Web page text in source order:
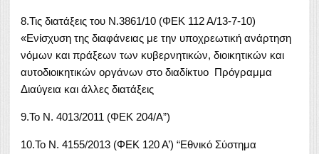
8.Τις διατάξεις του Ν.3861/10 (ΦΕΚ 112 Α/13-7-10)
«Ενίσχυση της διαφάνειας με την υποχρεωτική ανάρτηση
νόμων και πράξεων των κυβερνητικών, διοικητικών και
αυτοδιοικητικών οργάνων στο διαδίκτυο Πρόγραμμα
Διαύγεια και άλλες διατάξεις
9.Το Ν. 4013/2011 (ΦΕΚ 204/Α”)
10.To Ν. 4155/2013 (ΦΕΚ 120 Α’) “Εθνικό Σύστημα